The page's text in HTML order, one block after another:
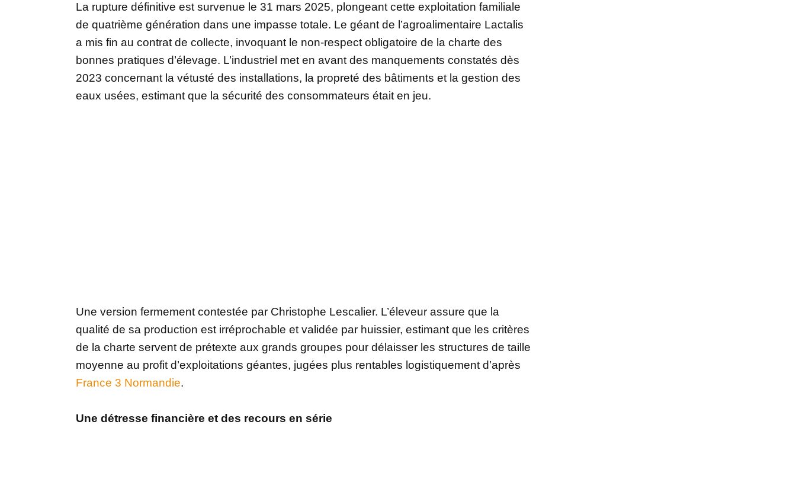
La rupture définitive est survenue le 31 mars 2025, plongeant cette exploitation familiale
de quatrième génération dans une impasse totale. Le géant de l’agroalimentaire Lactalis
a mis fin au contrat de collecte, invoquant le non-respect obligatoire de la charte des
bonnes pratiques d’élevage. L’industriel met en avant des manquements constatés dès
2023 concernant la vétusté des installations, la propreté des bâtiments et la gestion des
eaux usées, estimant que la sécurité des consommateurs était en jeu.
Une version fermement contestée par Christophe Lescalier. L’éleveur assure que la
qualité de sa production est irréprochable et validée par huissier, estimant que les critères
de la charte servent de prétexte aux grands groupes pour délaisser les structures de taille
moyenne au profit d’exploitations géantes, jugées plus rentables logistiquement d’après
France 3 Normandie.
Une détresse financière et des recours en série